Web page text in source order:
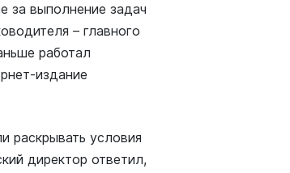
за выполнение задач
– главного
работал
издание
раскрывать условия
директор ответил,